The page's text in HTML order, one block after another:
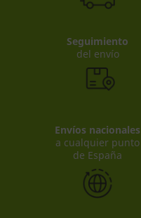
Seguimiento
del envío
Envíos nacionales
a cualquier punto
de España